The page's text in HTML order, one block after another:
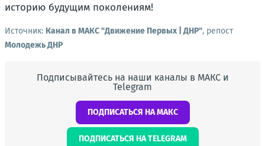
историю будущим поколениям!
Источник: Канал в МАКС "Движение Первых | ДНР", репост
Молодежь ДНР
Подписывайтесь на наши каналы в МАКС и
Telegram
ПОДПИСАТЬСЯ НА МАКС
ПОДПИСАТЬСЯ НА TELEGRAM